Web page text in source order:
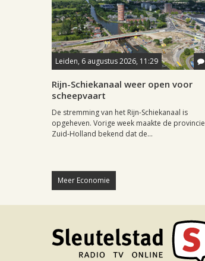
Leiden, 6 augustus 2026, 11:29
Rijn-Schiekanaal weer open voor
scheepvaart
De stremming van het Rijn-Schiekanaal is
opgeheven. Vorige week maakte de provincie
Zuid-Holland bekend dat de...
Meer Economie